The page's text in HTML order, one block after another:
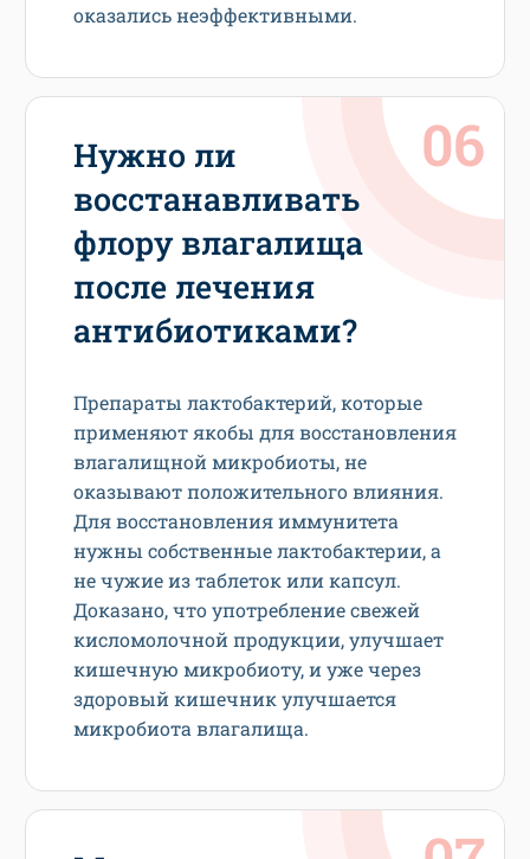
оказались неэффективными.
Нужно ли
восстанавливать
флору влагалища
после лечения
антибиотиками?
Препараты лактобактерий, которые
применяют якобы для восстановления
влагалищной микробиоты, не
оказывают положительного влияния.
Для восстановления иммунитета
нужны собственные лактобактерии, а
не чужие из таблеток или капсул.
Доказано, что употребление свежей
кисломолочной продукции, улучшает
кишечную микробиоту, и уже через
здоровый кишечник улучшается
микробиота влагалища.